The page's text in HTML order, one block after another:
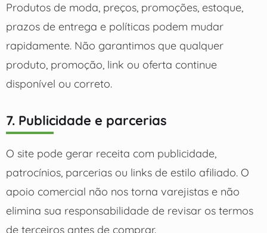
Produtos de moda, preços, promoções, estoque,
prazos de entrega e políticas podem mudar
rapidamente. Não garantimos que qualquer
produto, promoção, link ou oferta continue
disponível ou correto.
7. Publicidade e parcerias
O site pode gerar receita com publicidade,
patrocínios, parcerias ou links de estilo afiliado. O
apoio comercial não nos torna varejistas e não
elimina sua responsabilidade de revisar os termos
de terceiros antes de comprar.